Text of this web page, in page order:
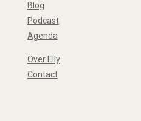
Blog
Podcast
Agenda
Over Elly
Contact